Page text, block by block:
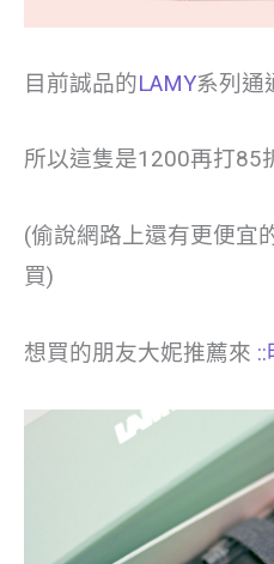
目前誠品的LAMY系列通
所以這隻是1200再打85
(偷說網路上還有更便宜
買)
想買的朋友大妮推薦來